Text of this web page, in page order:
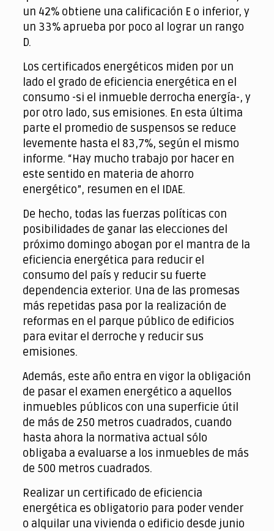
un 42% obtiene una calificación E o inferior, y
un 33% aprueba por poco al lograr un rango
D.
Los certificados energéticos miden por un
lado el grado de eficiencia energética en el
consumo -si el inmueble derrocha energía-, y
por otro lado, sus emisiones. En esta última
parte el promedio de suspensos se reduce
levemente hasta el 83,7%, según el mismo
informe. “Hay mucho trabajo por hacer en
este sentido en materia de ahorro
energético”, resumen en el IDAE.
De hecho, todas las fuerzas políticas con
posibilidades de ganar las elecciones del
próximo domingo abogan por el mantra de la
eficiencia energética para reducir el
consumo del país y reducir su fuerte
dependencia exterior. Una de las promesas
más repetidas pasa por la realización de
reformas en el parque público de edificios
para evitar el derroche y reducir sus
emisiones.
Además, este año entra en vigor la obligación
de pasar el examen energético a aquellos
inmuebles públicos con una superficie útil
de más de 250 metros cuadrados, cuando
hasta ahora la normativa actual sólo
obligaba a evaluarse a los inmuebles de más
de 500 metros cuadrados.
Realizar un certificado de eficiencia
energética es obligatorio para poder vender
o alquilar una vivienda o edificio desde junio